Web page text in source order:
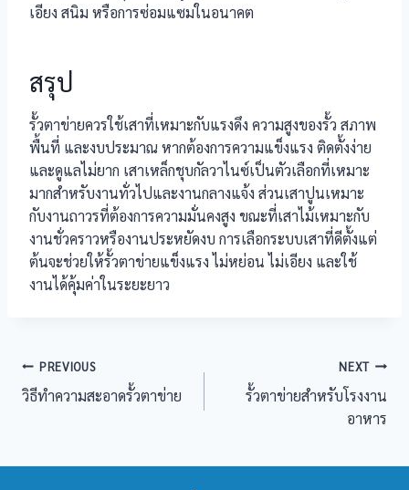
เอียง สนิม หรือการซ่อมแซมในอนาคต
สรุป
รั้วตาข่ายควรใช้เสาที่เหมาะกับแรงดึง ความสูงของรั้ว สภาพ
พื้นที่ และงบประมาณ หากต้องการความแข็งแรง ติดตั้งง่าย
และดูแลไม่ยาก เสาเหล็กชุบกัลวาไนซ์เป็นตัวเลือกที่เหมาะ
มากสำหรับงานทั่วไปและงานกลางแจ้ง ส่วนเสาปูนเหมาะ
กับงานถาวรที่ต้องการความมั่นคงสูง ขณะที่เสาไม้เหมาะกับ
งานชั่วคราวหรืองานประหยัดงบ การเลือกระบบเสาที่ดีตั้งแต่
ต้นจะช่วยให้รั้วตาข่ายแข็งแรง ไม่หย่อน ไม่เอียง และใช้
งานได้คุ้มค่าในระยะยาว
แนะแนว
เรื่อง
PREVIOUS
วิธีทำความสะอาดรั้วตาข่าย
NEXT
รั้วตาข่ายสำหรับโรงงาน
อาหาร